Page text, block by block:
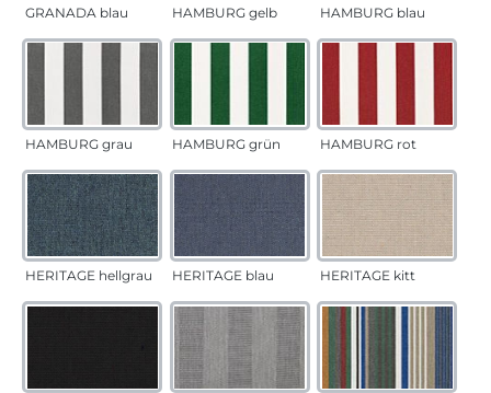
GRANADA blau HAMBURG gelb HAMBURG blau
HAMBURG grau HAMBURG grün HAMBURG rot
HERITAGE hellgrau HERITAGE blau HERITAGE kitt